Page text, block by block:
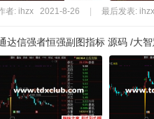
者: ihzx 2021-8-26 最后发表: ihzx
达信强者恒强副图指标 源码 /大